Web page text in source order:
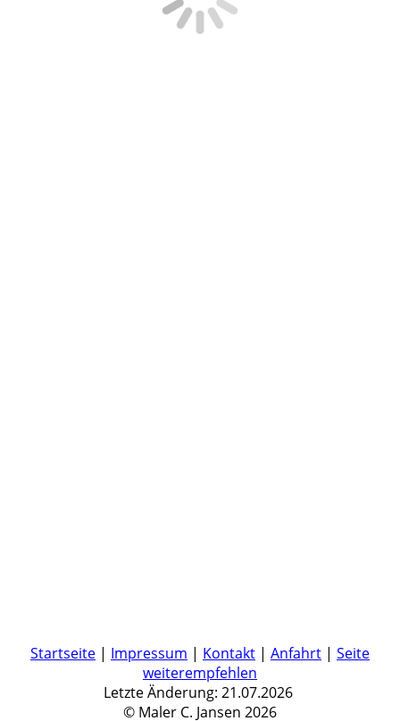
Startseite | Impressum | Kontakt | Anfahrt | Seite
weiterempfehlen
Letzte Änderung: 21.07.2026
© Maler C. Jansen 2026